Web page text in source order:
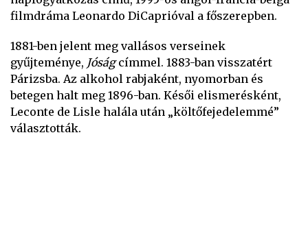
filmdráma Leonardo DiCaprióval a főszerepben.
1881-ben jelent meg vallásos verseinek
gyűjteménye, Jóság címmel. 1883-ban visszatért
Párizsba. Az alkohol rabjaként, nyomorban és
betegen halt meg 1896-ban. Késői elismerésként,
Leconte de Lisle halála után „költőfejedelemmé”
választották.